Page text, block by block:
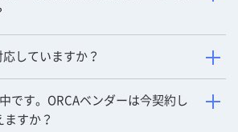
していますか？
です。ORCAベンダーは今契約し
ますか？